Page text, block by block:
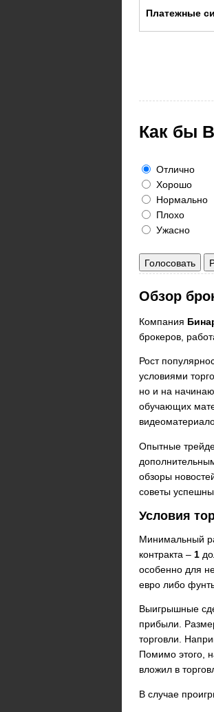
Платежные
Как бы
Отлично
Хорошо
Нормально
Плохо
Ужасно
Голосовать
Обзор
Компания
брокеров,
Рост
условиями
но и на
обучающих
Опытные
обзоры
советы
Условия
Минимальный
контракта – 1
особенно для
евро либо
Выигрышные
прибыли.
торговли.
Помимо этого,
вложил в
В случае